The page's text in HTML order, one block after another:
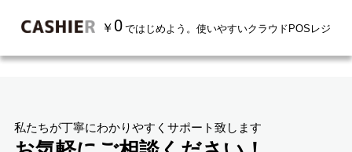
￥ 0 ではじめよう。使いやすいクラウドPOSレジ
POSレジならキャッシャー
私たちが丁寧にわかりやすくサポート致します